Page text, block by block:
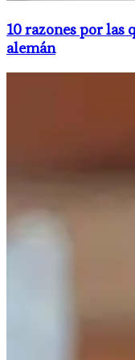
10 razones por las
alemán